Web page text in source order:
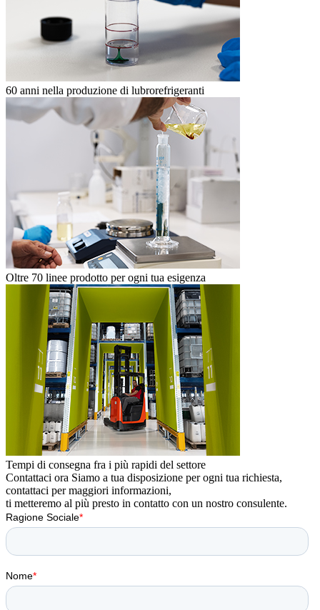
60 anni nella produzione di lubrorefrigeranti
Oltre 70 linee prodotto per ogni tua esigenza
Tempi di consegna fra i più rapidi del settore
Contattaci ora Siamo a tua disposizione per ogni tua richiesta,
contattaci per maggiori informazioni,
ti metteremo al più presto in contatto con un nostro consulente.